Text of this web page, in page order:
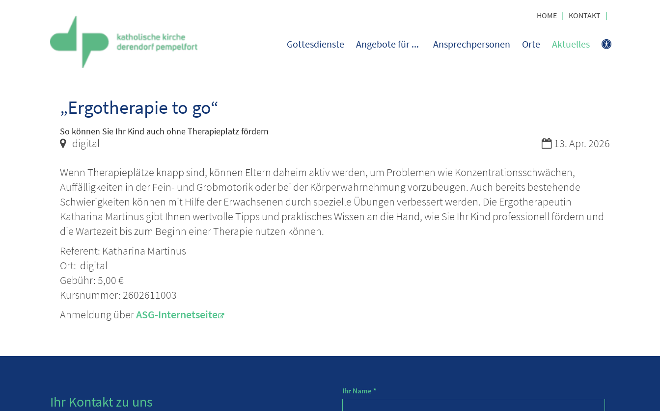
HOME KONTAKT
Gottesdienste Angebote für ... Ansprechpersonen Orte Aktuelles
„Ergotherapie to go“
So können Sie Ihr Kind auch ohne Therapieplatz fördern
Datum:
13. Apr. 2026
Ort:digital
Wenn Therapieplätze knapp sind, können Eltern daheim aktiv werden, um Problemen wie Konzentrationsschwächen,
Auffälligkeiten in der Fein- und Grobmotorik oder bei der Körperwahrnehmung vorzubeugen. Auch bereits bestehende
Schwierigkeiten können mit Hilfe der Erwachsenen durch spezielle Übungen verbessert werden. Die Ergotherapeutin
Katharina Martinus gibt Ihnen wertvolle Tipps und praktisches Wissen an die Hand, wie Sie Ihr Kind professionell fördern und
die Wartezeit bis zum Beginn einer Therapie nutzen können.
Referent: Katharina Martinus
Ort: digital
Gebühr: 5,00 €
Kursnummer: 2602611003
Anmeldung überASG-Internetseite
Ihr Kontakt zu uns
Ihr Name *